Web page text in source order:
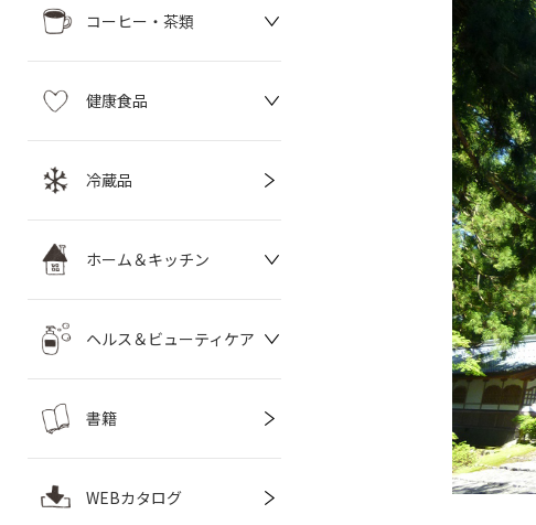
コーヒー・茶類
健康食品
冷蔵品
ホーム＆キッチン
ヘルス＆ビューティケア
書籍
WEBカタログ